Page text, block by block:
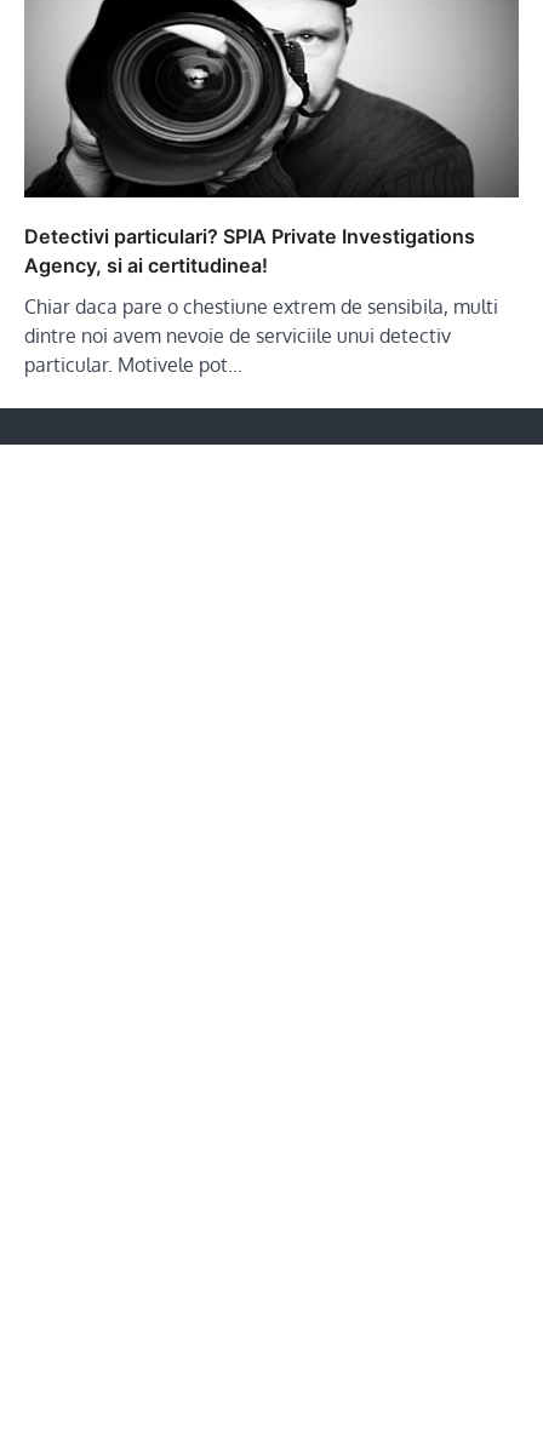
Detectivi particulari? SPIA Private Investigations
Agency, si ai certitudinea!
Chiar daca pare o chestiune extrem de sensibila, multi
dintre noi avem nevoie de serviciile unui detectiv
particular. Motivele pot…